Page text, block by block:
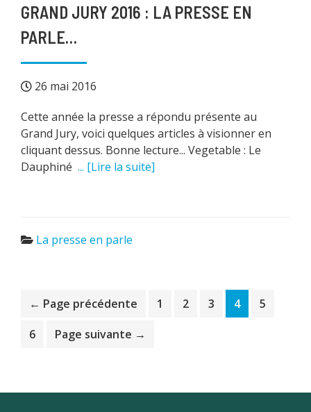
GRAND JURY 2016 : LA PRESSE EN
PARLE…
26 mai 2016
Cette année la presse a répondu présente au
Grand Jury, voici quelques articles à visionner en
cliquant dessus. Bonne lecture... Vegetable : Le
Dauphiné ... [Lire la suite]
La presse en parle
← Page précédente Page
1 Page
2 Page
3 Page
4 Page
5
Page
6 Page suivante →